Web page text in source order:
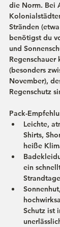
die Norm. Bei
Stränden
benötigst du
und
Regenschauer
(besonders
November),
Regenschutz
Pack-
Leichte,
Shirts,
heiße
ein
Strandtage
Schutz ist